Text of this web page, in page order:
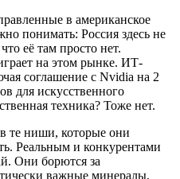
в американское
понимать: Россия здесь не
её там просто нет.
на этом рынке. ИТ-
соглашение с Nvidia на 2
для искусственного
техника? Тоже нет.
те ниши, которые они
Реальным и конкурентами
Они борются за
важные минералы,